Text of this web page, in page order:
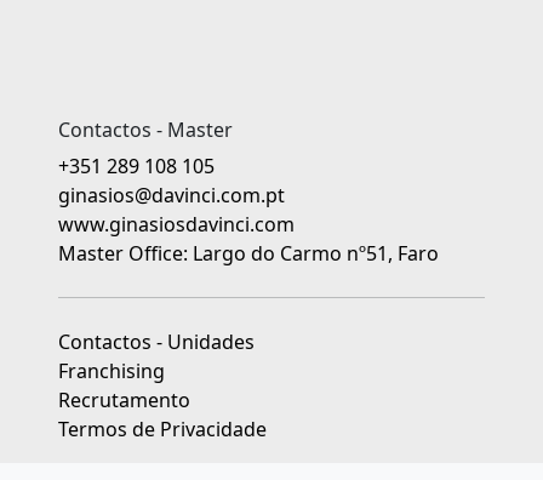
Contactos - Master
+351 289 108 105
ginasios@davinci.com.pt
www.ginasiosdavinci.com
Master Office: Largo do Carmo nº51, Faro
Contactos - Unidades
Franchising
Recrutamento
Termos de Privacidade